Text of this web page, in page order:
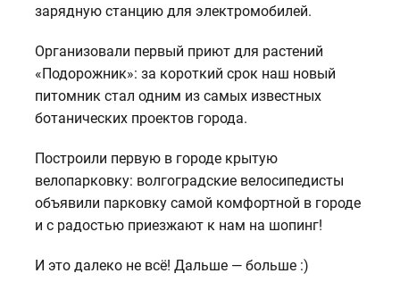
зарядную станцию для электромобилей.
Организовали первый приют для растений
«Подорожник»: за короткий срок наш новый
питомник стал одним из самых известных
ботанических проектов города.
Построили первую в городе крытую
велопарковку: волгоградские велосипедисты
объявили парковку самой комфортной в городе
и с радостью приезжают к нам на шопинг!
И это далеко не всё! Дальше — больше :)